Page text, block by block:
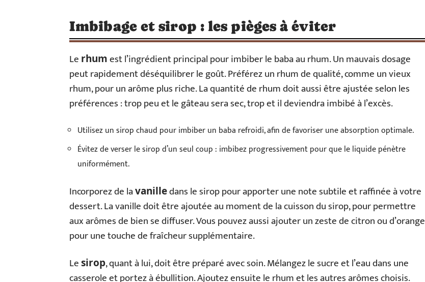
Imbibage et sirop : les pièges à éviter
Le rhumest l’ingrédient principal pour imbiber le baba au rhum. Un mauvais dosage
peut rapidement déséquilibrer le goût. Préférez un rhum de qualité, comme un vieux
rhum, pour un arôme plus riche. La quantité de rhum doit aussi être ajustée selon les
préférences : trop peu et le gâteau sera sec, trop et il deviendra imbibé à l’excès.
Utilisez un sirop chaud pour imbiber un baba refroidi, afin de favoriser une absorption optimale.
Évitez de verser le sirop d’un seul coup : imbibez progressivement pour que le liquide pénètre
uniformément.
Incorporez de lavanilledans le sirop pour apporter une note subtile et raffinée à votre
dessert. La vanille doit être ajoutée au moment de la cuisson du sirop, pour permettre
aux arômes de bien se diffuser. Vous pouvez aussi ajouter un zeste de citron ou d’orange
pour une touche de fraîcheur supplémentaire.
Lesirop, quant à lui, doit être préparé avec soin. Mélangez le sucre et l’eau dans une
casserole et portez à ébullition. Ajoutez ensuite le rhum et les autres arômes choisis.